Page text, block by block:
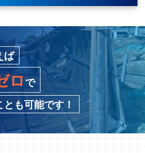
ば
ロで
も可能です！